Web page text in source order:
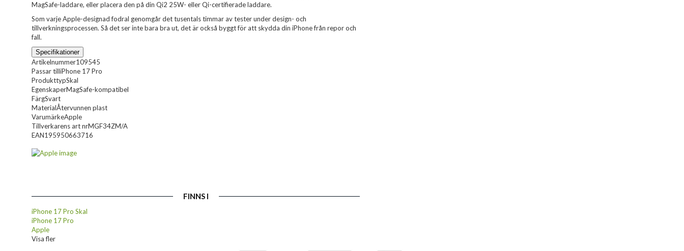
MagSafe-laddare, eller placera den på din Qi2 25W- eller Qi-certifierade laddare.
Som varje Apple-designad fodral genomgår det tusentals timmar av tester under design- och
tillverkningsprocessen. Så det ser inte bara bra ut, det är också byggt för att skydda din iPhone från repor och
fall.
Specifikationer
Artikelnummer109545
Passar tilliPhone 17 Pro
ProdukttypSkal
EgenskaperMagSafe-kompatibel
FärgSvart
MaterialÅtervunnen plast
VarumärkeApple
Tillverkarens art nrMGF34ZM/A
EAN195950663716
FINNS I
iPhone 17 Pro Skal
iPhone 17 Pro
Apple
Visa fler